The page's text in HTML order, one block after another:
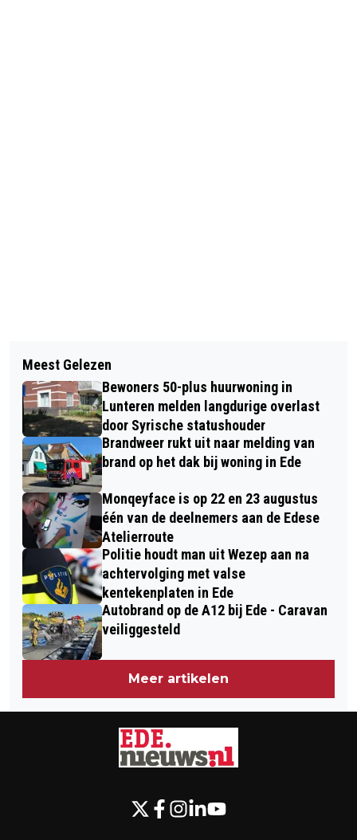
FIETS MET ONS MEE DOOR DE REGIO -
DEZE WEEK: MIRJAM VAN 'T VELD
RUIM 445.000 EURO VOOR
ENERGIEBESPARING EDESE
WONINGEN
Meest Gelezen
Bewoners 50-plus huurwoning in
Lunteren melden langdurige overlast
door Syrische statushouder
Brandweer rukt uit naar melding van
brand op het dak bij woning in Ede
Monqeyface is op 22 en 23 augustus
één van de deelnemers aan de Edese
Atelierroute
Politie houdt man uit Wezep aan na
achtervolging met valse
kentekenplaten in Ede
Autobrand op de A12 bij Ede - Caravan
veiliggesteld
Meer artikelen